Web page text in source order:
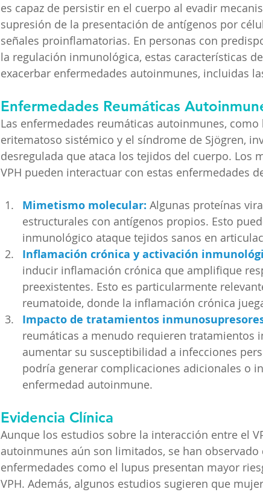
es capaz de persistir en el cuerpo al evadir
supresión de la presentación de antígenos por
señales proinflamatorias. En personas con
la regulación inmunológica, estas características
exacerbar enfermedades autoinmunes, incluidas
Enfermedades Reumáticas
Las enfermedades reumáticas autoinmunes,
eritematoso sistémico y el síndrome de Sjögren,
desregulada que ataca los tejidos del cuerpo. Los
VPH pueden interactuar con estas enfermedades
Mimetismo molecular: Algunas proteínas
estructurales con antígenos propios. Esto
inmunológico ataque tejidos sanos en
Inflamación crónica y activación
inducir inflamación crónica que amplifique
preexistentes. Esto es particularmente
reumatoide, donde la inflamación crónica
Impacto de tratamientos
reumáticas a menudo requieren tratamientos
aumentar su susceptibilidad a infecciones
podría generar complicaciones adicionales o
enfermedad autoinmune.
Evidencia Clínica
Aunque los estudios sobre la interacción entre el
autoinmunes aún son limitados, se han
enfermedades como el lupus presentan mayor
VPH. Además, algunos estudios sugieren que